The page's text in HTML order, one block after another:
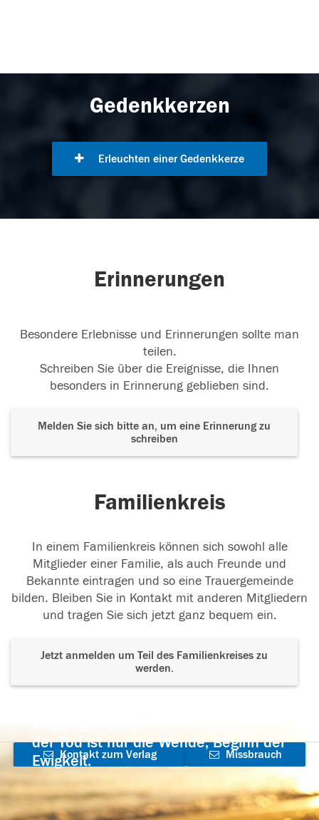
Gedenkkerzen
Erleuchten einer Gedenkkerze
Erinnerungen
Besondere Erlebnisse und Erinnerungen sollte man
teilen.
Schreiben Sie über die Ereignisse, die Ihnen
besonders in Erinnerung geblieben sind.
Melden Sie sich bitte an, um eine Erinnerung zu
schreiben
Familienkreis
In einem Familienkreis können sich sowohl alle
Mitglieder einer Familie, als auch Freunde und
Bekannte eintragen und so eine Trauergemeinde
bilden. Bleiben Sie in Kontakt mit anderen Mitgliedern
und tragen Sie sich jetzt ganz bequem ein.
Jetzt anmelden um Teil des Familienkreises zu
werden.
der Tod ist nur die Wende, Beginn der
Ewigkeit.
Kontakt zum Verlag
aufnehmen
Missbrauch